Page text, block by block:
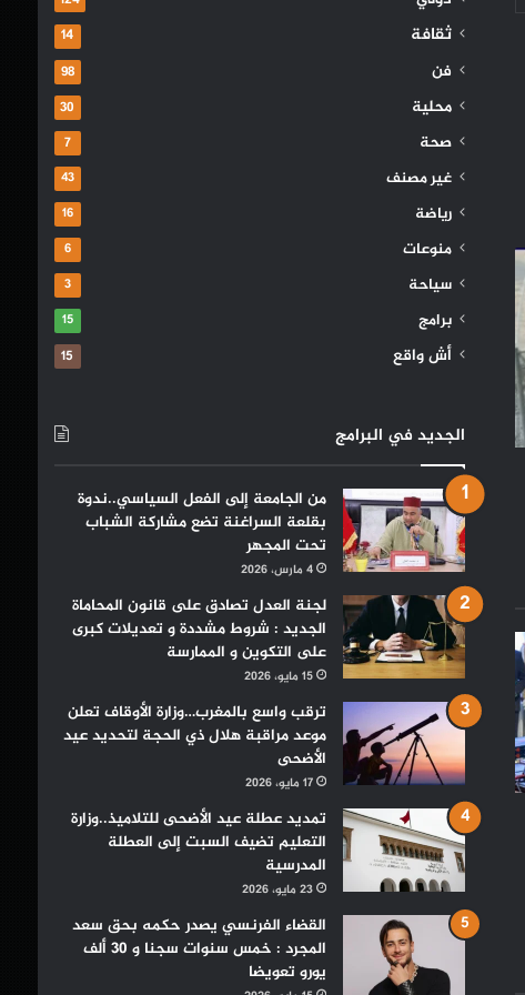
ثقافة 14
فن 98
محلية 30
صحة 7
غير مصنف 43
رياضة 16
منوعات 6
سياحة 3
برامج 15
أش واقع 15
الجديد في البرامج
من الجامعة إلى الفعل السياسي..ندوة
بقلعة السراغنة تضع مشاركة الشباب
تحت المجهر
4 مارس، 2026
لجنة العدل تصادق على قانون المحاماة
الجديد : شروط مشددة و تعديلات كبرى
على التكوين و الممارسة
15 مايو، 2026
ترقب واسع بالمغرب…وزارة الأوقاف تعلن
موعد مراقبة هلال ذي الحجة لتحديد عيد
الأضحى
17 مايو، 2026
تمديد عطلة عيد الأضحى للتلاميذ..وزارة
التعليم تضيف السبت إلى العطلة
المدرسية
23 مايو، 2026
القضاء الفرنسي يصدر حكمه بحق سعد
المجرد : خمس سنوات سجنا و 30 ألف
يورو تعويضا